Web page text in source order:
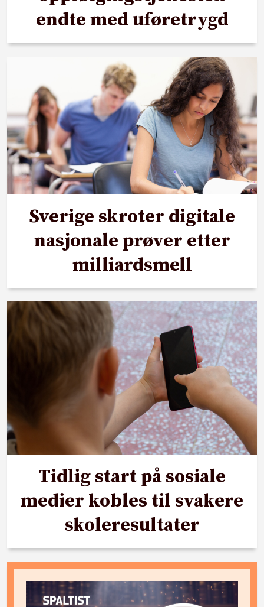
endte med uføretrygd
Sverige skroter digitale
nasjonale prøver etter
milliardsmell
Tidlig start på sosiale
medier kobles til svakere
skoleresultater